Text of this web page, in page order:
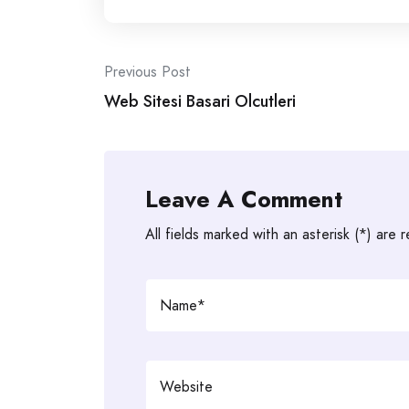
Post
navigation
Previous Post
Web Sitesi Basari Olcutleri
Leave A Comment
All fields marked with an asterisk (*) are